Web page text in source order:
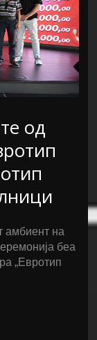
од
амбиент на
беа
„Евротип